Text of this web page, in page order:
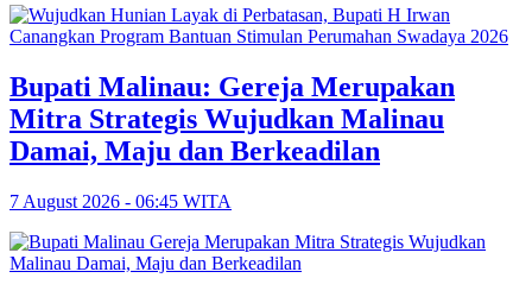
Bupati Malinau: Gereja Merupakan
Mitra Strategis Wujudkan Malinau
Damai, Maju dan Berkeadilan
7 August 2026 - 06:45 WITA